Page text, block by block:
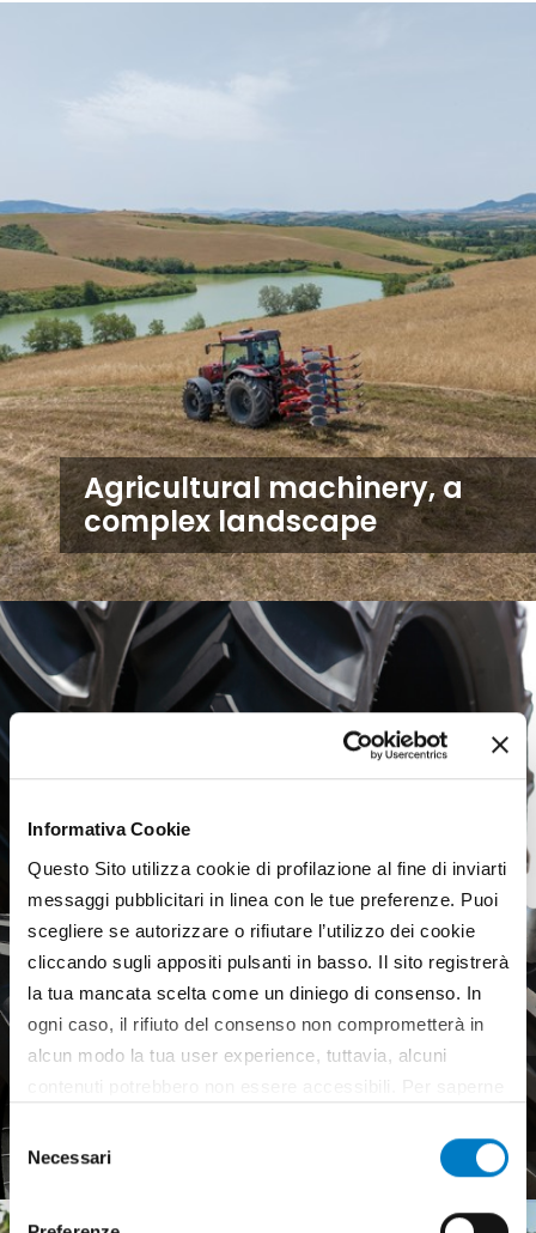
Informativa Cookie
Questo Sito utilizza cookie di profilazione al fine di inviarti
messaggi pubblicitari in linea con le tue preferenze. Puoi
scegliere se autorizzare o rifiutare l’utilizzo dei cookie
cliccando sugli appositi pulsanti in basso. Il sito registrerà
la tua mancata scelta come un diniego di consenso. In
ogni caso, il rifiuto del consenso non comprometterà in
alcun modo la tua user experience, tuttavia, alcuni
all’utilizzo di tutti, o solamente di alcuni di essi, ti
Selezione
del
consenso
Necessari
Agricultural machinery, a
complex landscape